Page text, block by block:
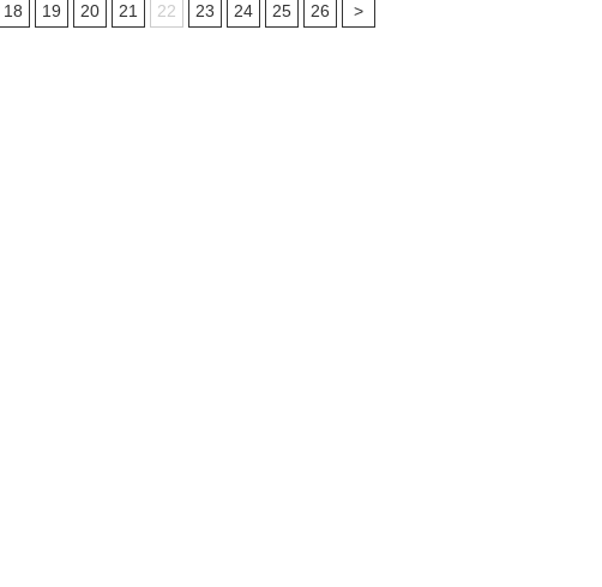
18 19 20 21 22 23 24 25 26 >